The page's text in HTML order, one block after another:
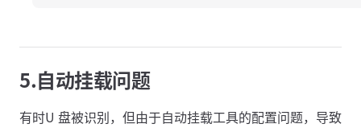
5.自动挂载问题
有时U 盘被识别，但由于自动挂载工具的配置问题，导致